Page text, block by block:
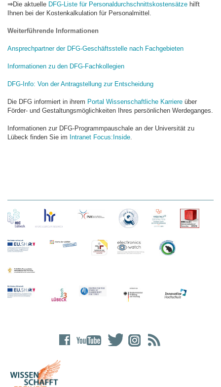
⇒Die aktuelle DFG-Liste für Personaldurchschnittskostensätze hilft
Ihnen bei der Kostenkalkulation für Personalmittel.
Weiterführende Informationen
Ansprechpartner der DFG-Geschäftsstelle nach Fachgebieten
Informationen zu den DFG-Fachkollegien
DFG-Info: Von der Antragstellung zur Entscheidung
Die DFG informiert in ihrem Portal Wissenschaftliche Karriere über
Förder- und Gestaltungsmöglichkeiten Ihres persönlichen Werdeganges.
Informationen zur DFG-Programmpauschale an der Universität zu
Lübeck finden Sie im Intranet Focus:Inside.